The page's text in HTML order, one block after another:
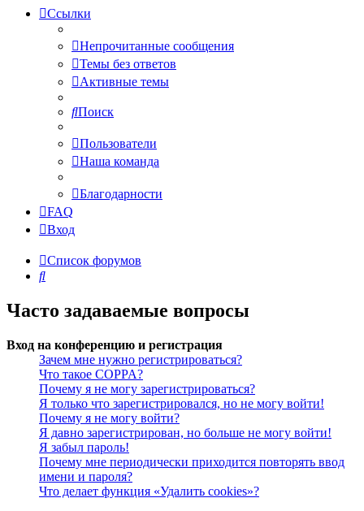
Ссылки
Непрочитанные сообщения
Темы без ответов
Активные темы
Поиск
Пользователи
Наша команда
Благодарности
FAQ
Вход
Список форумов
Поиск
Часто задаваемые вопросы
Вход на конференцию и регистрация
Зачем мне нужно регистрироваться?
Что такое COPPA?
Почему я не могу зарегистрироваться?
Я только что зарегистрировался, но не могу войти!
Почему я не могу войти?
Я давно зарегистрирован, но больше не могу войти!
Я забыл пароль!
Почему мне периодически приходится повторять ввод
имени и пароля?
Что делает функция «Удалить cookies»?